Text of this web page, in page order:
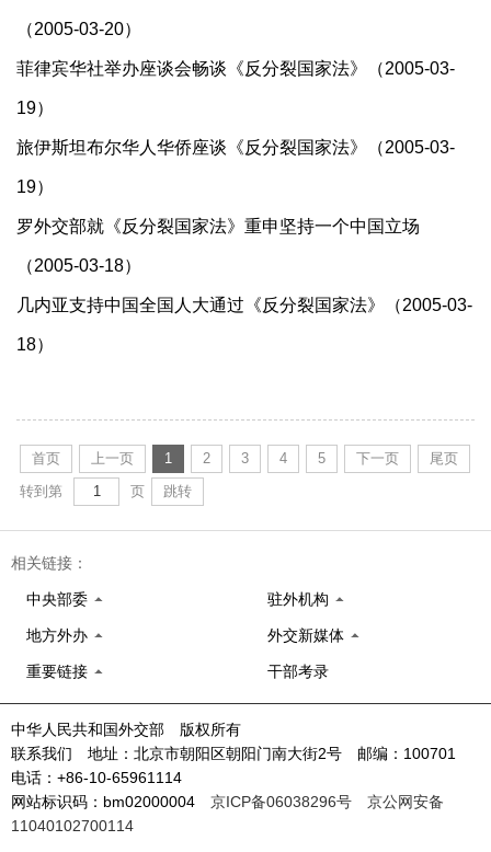
（2005-03-20）
菲律宾华社举办座谈会畅谈《反分裂国家法》（2005-03-
19）
旅伊斯坦布尔华人华侨座谈《反分裂国家法》（2005-03-
19）
罗外交部就《反分裂国家法》重申坚持一个中国立场
（2005-03-18）
几内亚支持中国全国人大通过《反分裂国家法》（2005-03-
18）
首页 上一页 1 2 3 4 5 下一页
尾页
转到第
页 跳转
相关链接：
中央部委 驻外机构
地方外办 外交新媒体
重要链接 干部考录
中华人民共和国外交部 版权所有
联系我们 地址：北京市朝阳区朝阳门南大街2号 邮编：100701
电话：+86-10-65961114
网站标识码：bm02000004 京ICP备06038296号
京公网安备
11040102700114